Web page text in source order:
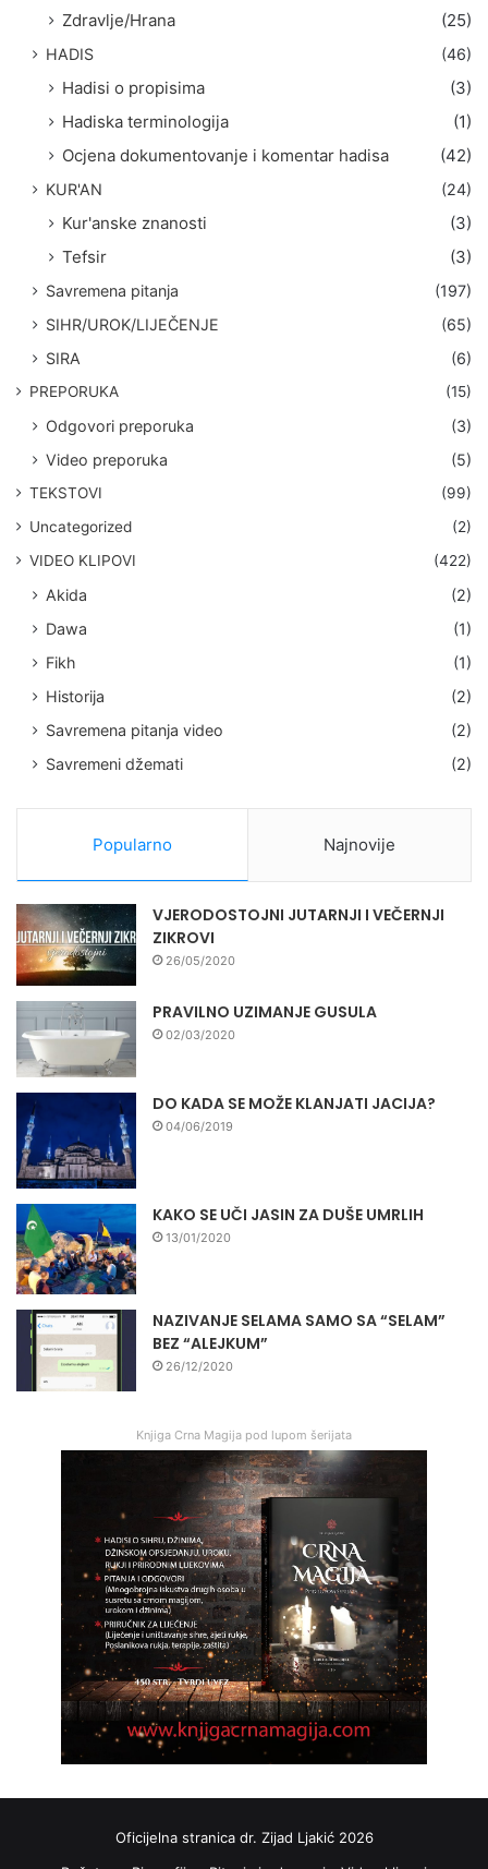
Zdravlje/Hrana
(25)
HADIS (46)
Hadisi o propisima
(3)
Hadiska terminologija
(1)
Ocjena dokumentovanje i komentar hadisa
(42)
KUR'AN (24)
Kur'anske znanosti
(3)
Tefsir
(3)
Savremena pitanja
(197)
SIHR/UROK/LIJEČENJE
(65)
SIRA
(6)
PREPORUKA (15)
Odgovori preporuka
(3)
Video preporuka
(5)
TEKSTOVI
(99)
Uncategorized
(2)
VIDEO KLIPOVI
(422)
Akida
(2)
Dawa
(1)
Fikh
(1)
Historija
(2)
Savremena pitanja video
(2)
Savremeni džemati
(2)
Popularno Najnovije
VJERODOSTOJNI JUTARNJI I VEČERNJI
ZIKROVI
26/05/2020
PRAVILNO UZIMANJE GUSULA
02/03/2020
DO KADA SE MOŽE KLANJATI JACIJA?
04/06/2019
KAKO SE UČI JASIN ZA DUŠE UMRLIH
13/01/2020
NAZIVANJE SELAMA SAMO SA “SELAM”
BEZ “ALEJKUM”
26/12/2020
Knjiga Crna Magija pod lupom šerijata
Oficijelna stranica dr. Zijad Ljakić 2026